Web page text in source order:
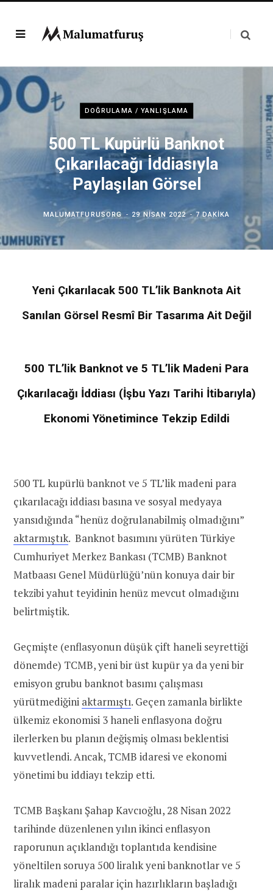
DOĞRULAMA / YANLIŞLAMA
500 TL Kupürlü Banknot
Çıkarılacağı İddiasıyla
Paylaşılan Görsel
MALUMATFURUSORG 29 NISAN 2022 7 DAKIKA
Yeni Çıkarılacak 500 TL’lik Banknota Ait
Sanılan Görsel Resmî Bir Tasarıma Ait Değil
500 TL’lik Banknot ve 5 TL’lik Madeni Para
Çıkarılacağı İddiası (İşbu Yazı Tarihi İtibarıyla)
Ekonomi Yönetimince Tekzip Edildi
500 TL kupürlü banknot ve 5 TL’lik madeni para
çıkarılacağı iddiası basına ve sosyal medyaya
yansıdığında “henüz doğrulanabilmiş olmadığını”
aktarmıştık. Banknot basımını yürüten Türkiye
Cumhuriyet Merkez Bankası (TCMB) Banknot
Matbaası Genel Müdürlüğü’nün konuya dair bir
tekzibi yahut teyidinin henüz mevcut olmadığını
belirtmiştik.
Geçmişte (enflasyonun düşük çift haneli seyrettiği
dönemde) TCMB, yeni bir üst kupür ya da yeni bir
emisyon grubu banknot basımı çalışması
yürütmediğini aktarmıştı. Geçen zamanla birlikte
ülkemiz ekonomisi 3 haneli enflasyona doğru
ilerlerken bu planın değişmiş olması beklentisi
kuvvetlendi. Ancak, TCMB idaresi ve ekonomi
yönetimi bu iddiayı tekzip etti.
TCMB Başkanı Şahap Kavcıoğlu, 28 Nisan 2022
tarihinde düzenlenen yılın ikinci enflasyon
raporunun açıklandığı toplantıda kendisine
yöneltilen soruya 500 liralık yeni banknotlar ve 5
liralık madeni paralar için hazırlıkların başladığı